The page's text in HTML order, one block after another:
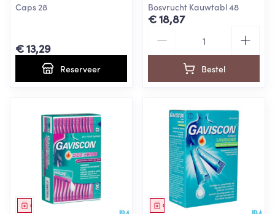
Caps 28
€ 13,29
Reserveer
Bosvrucht Kauwtabl 48
€ 18,87
Bestel
Geneesmiddel Geneesmiddel